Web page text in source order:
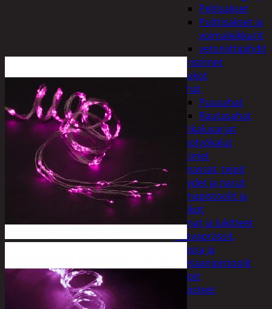
Peltisakset
Pulttisakset ja
voimaleikkurit
vetoniittipihdit
Puristimet
Puukot
Sahat
Puusahat
Rautasahat
Työkalusarjat
Korjaamotyökalut
Lämmittimet
Liimat, massat, teipit
Köydet ja narut
Liimapistoolit ja
puikot
Liimat ja lukitteet
Rasvaprässit,
massa ja
uretaanipistoolit
Teipit
Tiivisteet